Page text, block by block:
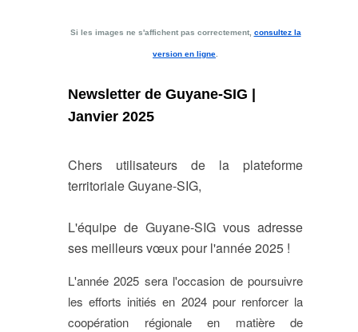
Si les images ne s'affichent pas correctement, consultez la
version en ligne.
Newsletter de Guyane-SIG |
Janvier 2025
Chers utilisateurs de la plateforme
territoriale Guyane-SIG,
L'équipe de Guyane-SIG vous adresse
ses meilleurs vœux pour l'année 2025 !
L'année 2025 sera l'occasion de poursuivre
les efforts initiés en 2024 pour renforcer la
coopération régionale en matière de